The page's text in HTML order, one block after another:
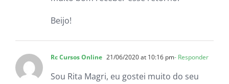
Beijo!
Rc Cursos Online 21/06/2020 at 10:16 pm- Responder
Sou Rita Magri, eu gostei muito do seu